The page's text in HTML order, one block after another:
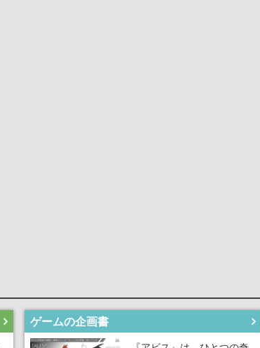
ゲームの企画書